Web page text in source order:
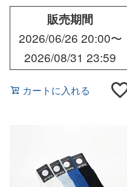
販売期間
2026/06/26 20:00〜
2026/08/31 23:59
カートに入れる